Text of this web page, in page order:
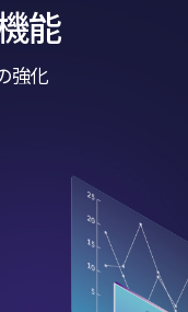
能
強化